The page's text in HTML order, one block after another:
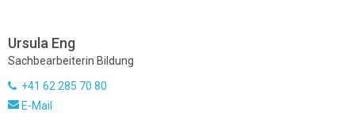
Ursula Eng
Sachbearbeiterin Bildung
+41 62 285 70 80
E-Mail